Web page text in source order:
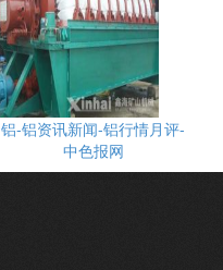
铝-铝资讯新闻-铝行情月评-
中色报网